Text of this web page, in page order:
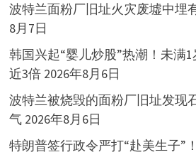
波特兰面粉厂旧址火灾废墟中埋
8月7日
韩国兴起“婴儿炒股”热潮！未满
近3倍 2026年8月6日
波特兰被烧毁的面粉厂旧址发现
气 2026年8月6日
特朗普签行政令严打“赴美生子”！